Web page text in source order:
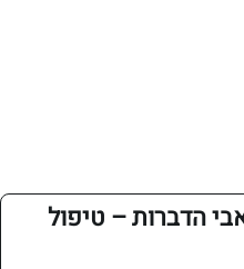
– טיפול